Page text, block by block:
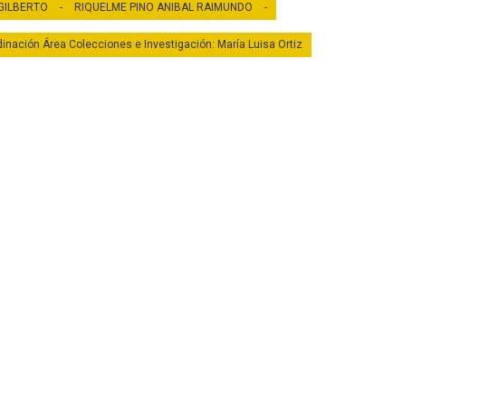
- RIQUELME PINO ANIBAL RAIMUNDO -
Área Colecciones e Investigación: María Luisa Ortiz